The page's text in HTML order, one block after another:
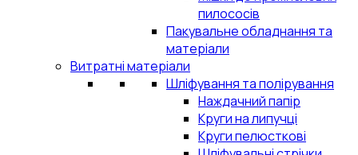
пилососів
Пакувальне обладнання та
матеріали
Витратні матеріали
Шліфування та полірування
Наждачний папір
Круги на липучці
Круги пелюсткові